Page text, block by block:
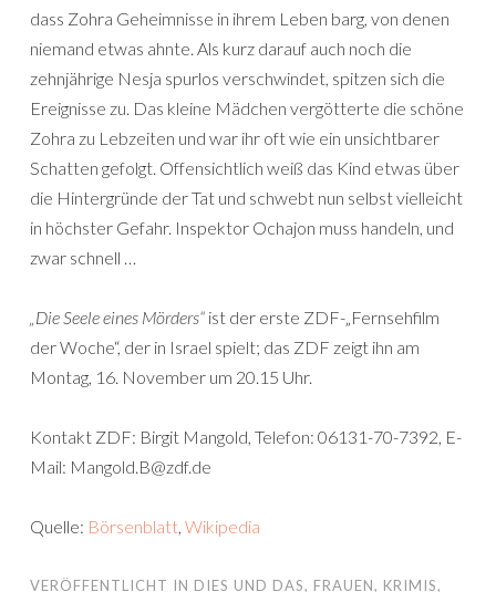
dass Zohra Geheimnisse in ihrem Leben barg, von denen
niemand etwas ahnte. Als kurz darauf auch noch die
zehnjährige Nesja spurlos verschwindet, spitzen sich die
Ereignisse zu. Das kleine Mädchen vergötterte die schöne
Zohra zu Lebzeiten und war ihr oft wie ein unsichtbarer
Schatten gefolgt. Offensichtlich weiß das Kind etwas über
die Hintergründe der Tat und schwebt nun selbst vielleicht
in höchster Gefahr. Inspektor Ochajon muss handeln, und
zwar schnell …
„Die Seele eines Mörders“ ist der erste ZDF-„Fernsehfilm
der Woche“, der in Israel spielt; das ZDF zeigt ihn am
Montag, 16. November um 20.15 Uhr.
Kontakt ZDF: Birgit Mangold, Telefon: 06131-70-7392, E-
Mail: Mangold.B@zdf.de
Quelle: Börsenblatt, Wikipedia
VERÖFFENTLICHT IN DIES UND DAS, FRAUEN, KRIMIS,